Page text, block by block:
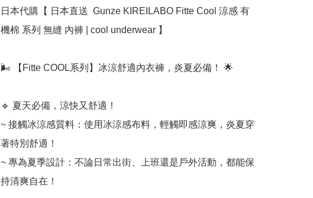
日本代購【 日本直送  Gunze KIREILABO Fitte Cool 涼感 有
機棉 系列 無縫 內褲 | cool underwear 】 ﻿
🌬️ 【Fitte COOL系列】冰涼舒適內衣褲，炎夏必備！ 🌟
🔹 夏天必備，涼快又舒適！
~ 接觸冰涼感質料：使用冰涼感布料，輕觸即感涼爽，炎夏穿
著特別舒適！
~ 專為夏季設計：不論日常出街、上班還是戶外活動，都能保
持清爽自在！